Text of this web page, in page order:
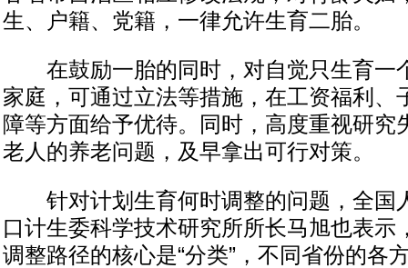
生、户籍、党籍，一律允许生育二胎。
在鼓励一胎的同时，对自觉只生育一
家庭，可通过立法等措施，在工资福利、
障等方面给予优待。同时，高度重视研究
老人的养老问题，及早拿出可行对策。
针对计划生育何时调整的问题，全国
口计生委科学技术研究所所长马旭也表示
调整路径的核心是“分类”，不同省份的各